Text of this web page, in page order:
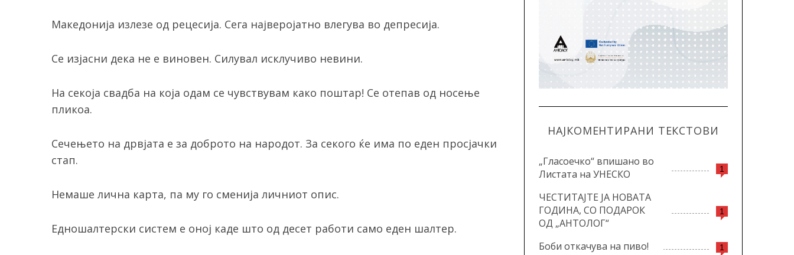
Македонија излезе од рецесија. Сега најверојатно влегува во депресија.
Се изјасни дека не е виновен. Силувал исклучиво невини.
На секоја свадба на која одам се чувствувам како поштар! Се отепав од носење
пликоа.
Сечењето на дрвјата е за доброто на народот. За секого ќе има по еден просјачки
стап.
Немаше лична карта, па му го сменија личниот опис.
Едношалтерски систем е оној каде што од десет работи само еден шалтер.
НАЈКОМЕНТИРАНИ ТЕКСТОВИ
1
„Гласоечко“ впишано во
Листата на УНЕСКО
1
ЧЕСТИТАЈТЕ ЈА НОВАТА
ГОДИНА, СО ПОДАРОК
ОД „АНТОЛОГ“
1
Боби откачува на пиво!